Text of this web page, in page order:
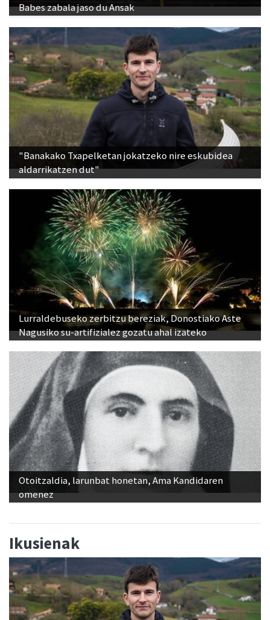
Babes zabala jaso du Ansak
"Banakako Txapelketan jokatzeko nire eskubidea
aldarrikatzen dut"
Lurraldebuseko zerbitzu bereziak, Donostiako Aste
Nagusiko su-artifizialez gozatu ahal izateko
Otoitzaldia, larunbat honetan, Ama Kandidaren
omenez
Ikusienak